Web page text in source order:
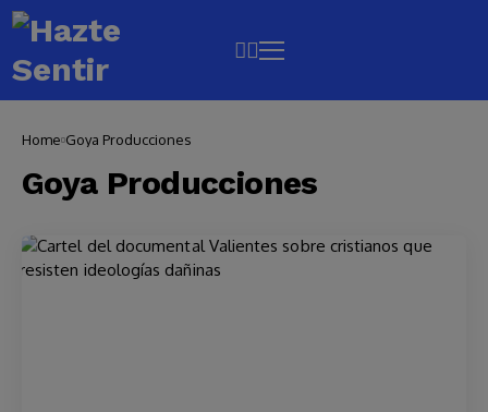
Home Goya Producciones
Goya Producciones